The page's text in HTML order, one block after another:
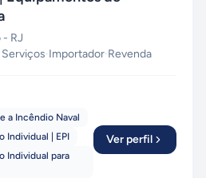
- RJ
·Importador·Revenda
a Incêndio Naval
Individual | EPI
Individual para
Ver perfil